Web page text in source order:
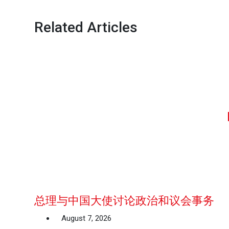
Related Articles
总理与中国大使讨论政治和议会事务
August 7, 2026